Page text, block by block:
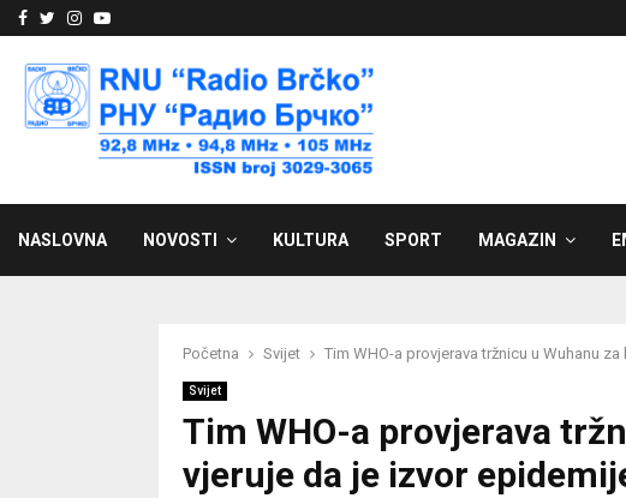
Facebook
Twitter
Instagram
Youtube
NASLOVNA NOVOSTI KULTURA SPORT MAGAZIN
Početna Svijet Tim WHO-a provjerava tržnicu u Wuhanu
Svijet
Tim WHO-a provjerava
vjeruje da je izvor